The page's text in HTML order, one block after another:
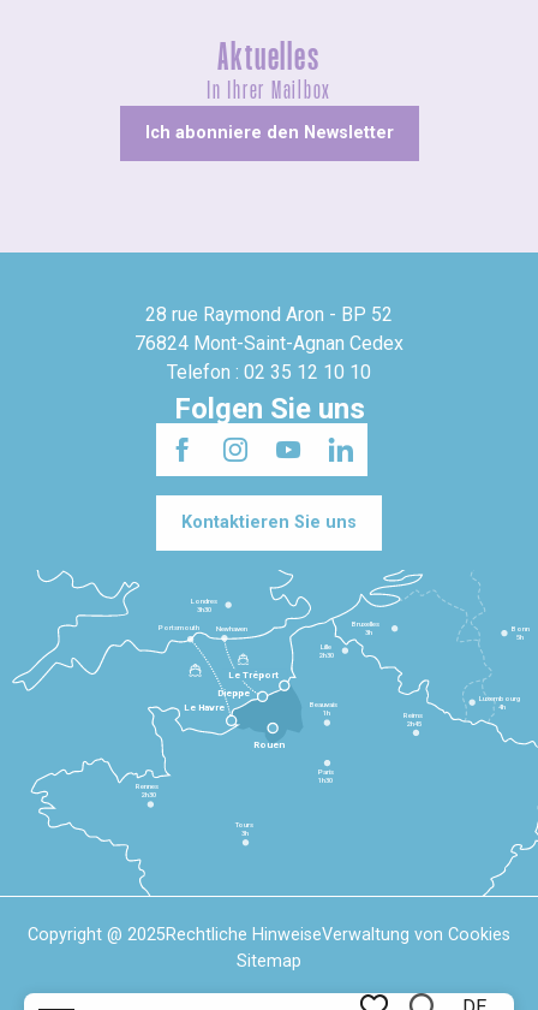
Aktuelles
In Ihrer Mailbox
Ich abonniere den Newsletter
28 rue Raymond Aron - BP 52
76824 Mont-Saint-Agnan Cedex
Telefon : 02 35 12 10 10
Folgen Sie uns
Kontaktieren Sie uns
Le Havre
Dieppe
Le Tréport
Rennes
2h30
Tours
3h
Paris
1h30
Beauvais
1h
Reims
2h45
Lille
2h30
Bruxelles
3h
Londres
3h30
Newhaven
Portsmouth
Bonn
5h
Luxembourg
4h
Rouen
Copyright @ 2025Rechtliche HinweiseVerwaltung von Cookies
Sitemap